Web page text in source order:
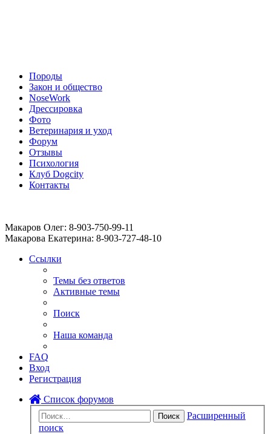
Породы
Закон и общество
NoseWork
Дрессировка
Фото
Ветеринария и уход
Форум
Отзывы
Психология
Клуб Dogcity
Контакты
Макаров Олег: 8-903-750-99-11
Макарова Екатерина: 8-903-727-48-10
Ссылки
Темы без ответов
Активные темы
Поиск
Наша команда
FAQ
Вход
Регистрация
Список форумов
Поиск
Расширенный
поиск